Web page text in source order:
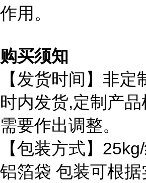
作用。
购买须知
【发货时间】非定
时内发货,定制产
需要作出调整。
【包装方式】 25kg/
铝箔袋 包装可根